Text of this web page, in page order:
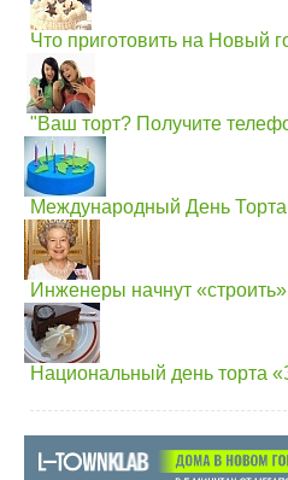
Что приготовить на Новый
"Ваш торт? Получите
Международный День Торта
Инженеры начнут
Национальный день торта